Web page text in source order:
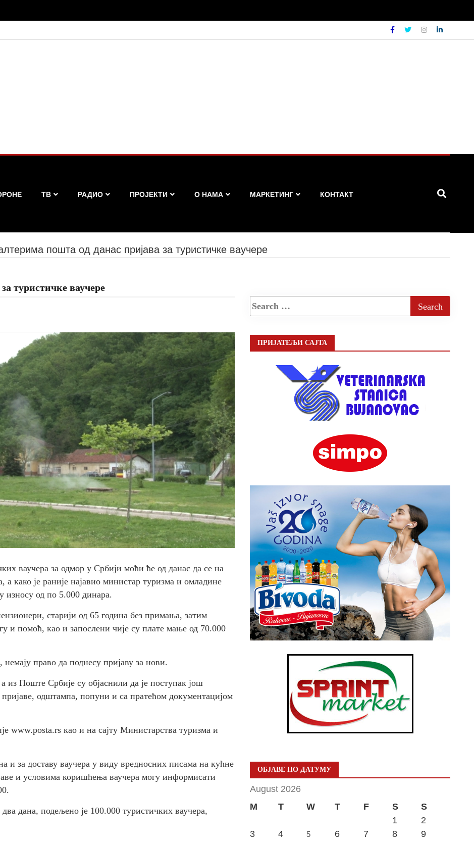
ТВ РАДИО ПРОЈЕКТИ О НАМА МАРКЕТИНГ КОНТАКТ
пошта од данас пријава за туристичке ваучере
туристичке ваучере
ваучера за одмор у Србији моћи ће од данас да се на
како је раније најавио министар туризма и омладине
износу од по 5.000 динара.
старији од 65 година без примања, затим
и помоћ, као и запослени чије су плате мање од 70.000
право да поднесу пријаву за нови.
из Поште Србије су објаснили да је поступак још
одштампа, попуни и са пратећом документацијом
www.posta.rs као и на сајту Министарства туризма и
и за доставу ваучера у виду вредносних писама на кућне
и условима коришћења ваучера могу информисати
дана, подељено је 100.000 туристичких ваучера,
ПРИЈАТЕЉИ САЈТА
ОБЈАВЕ ПО ДАТУМУ
August 2026
M
T W T F S
S
1
2
3
4 5 6 7 8
9